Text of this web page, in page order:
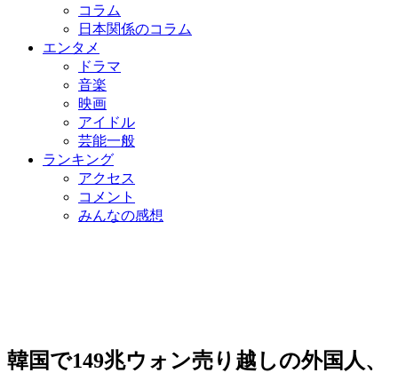
コラム
日本関係のコラム
エンタメ
ドラマ
音楽
映画
アイドル
芸能一般
ランキング
アクセス
コメント
みんなの感想
韓国で149兆ウォン売り越しの外国人、